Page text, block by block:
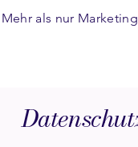
Mehr als nur